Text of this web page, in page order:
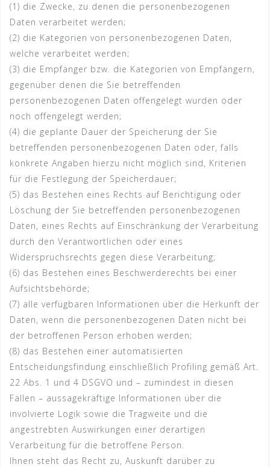
(1) die Zwecke, zu denen die personenbezogenen
Daten verarbeitet werden;
(2) die Kategorien von personenbezogenen Daten,
welche verarbeitet werden;
(3) die Empfänger bzw. die Kategorien von Empfängern,
gegenüber denen die Sie betreffenden
personenbezogenen Daten offengelegt wurden oder
noch offengelegt werden;
(4) die geplante Dauer der Speicherung der Sie
betreffenden personenbezogenen Daten oder, falls
konkrete Angaben hierzu nicht möglich sind, Kriterien
für die Festlegung der Speicherdauer;
(5) das Bestehen eines Rechts auf Berichtigung oder
Löschung der Sie betreffenden personenbezogenen
Daten, eines Rechts auf Einschränkung der Verarbeitung
durch den Verantwortlichen oder eines
Widerspruchsrechts gegen diese Verarbeitung;
(6) das Bestehen eines Beschwerderechts bei einer
Aufsichtsbehörde;
(7) alle verfügbaren Informationen über die Herkunft der
Daten, wenn die personenbezogenen Daten nicht bei
der betroffenen Person erhoben werden;
(8) das Bestehen einer automatisierten
Entscheidungsfindung einschließlich Profiling gemäß Art.
22 Abs. 1 und 4 DSGVO und – zumindest in diesen
Fällen – aussagekräftige Informationen über die
involvierte Logik sowie die Tragweite und die
angestrebten Auswirkungen einer derartigen
Verarbeitung für die betroffene Person.
Ihnen steht das Recht zu, Auskunft darüber zu